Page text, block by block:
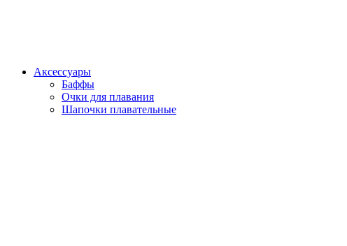
Аксессуары
Баффы
Очки для плавания
Шапочки плавательные